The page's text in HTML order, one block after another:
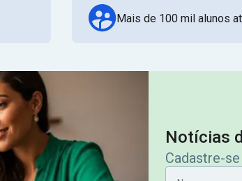
Mais de 100 mil alunos
Notícias
Cadastre-